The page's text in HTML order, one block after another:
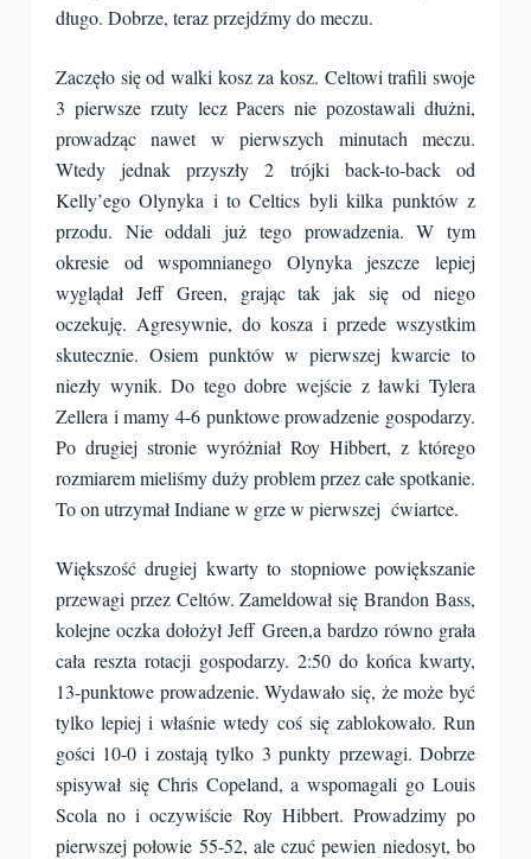
długo. Dobrze, teraz przejdźmy do meczu.
Zaczęło się od walki kosz za kosz. Celtowi trafili swoje
3 pierwsze rzuty lecz Pacers nie pozostawali dłużni,
prowadząc nawet w pierwszych minutach meczu.
Wtedy jednak przyszły 2 trójki back-to-back od
Kelly’ego Olynyka i to Celtics byli kilka punktów z
przodu. Nie oddali już tego prowadzenia. W tym
okresie od wspomnianego Olynyka jeszcze lepiej
wyglądał Jeff Green, grając tak jak się od niego
oczekuję. Agresywnie, do kosza i przede wszystkim
skutecznie. Osiem punktów w pierwszej kwarcie to
niezły wynik. Do tego dobre wejście z ławki Tylera
Zellera i mamy 4-6 punktowe prowadzenie gospodarzy.
Po drugiej stronie wyróżniał Roy Hibbert, z którego
rozmiarem mieliśmy duży problem przez całe spotkanie.
To on utrzymał Indiane w grze w pierwszej ćwiartce.
Większość drugiej kwarty to stopniowe powiększanie
przewagi przez Celtów. Zameldował się Brandon Bass,
kolejne oczka dołożył Jeff Green,a bardzo równo grała
cała reszta rotacji gospodarzy. 2:50 do końca kwarty,
13-punktowe prowadzenie. Wydawało się, że może być
tylko lepiej i właśnie wtedy coś się zablokowało. Run
gości 10-0 i zostają tylko 3 punkty przewagi. Dobrze
spisywał się Chris Copeland, a wspomagali go Louis
Scola no i oczywiście Roy Hibbert. Prowadzimy po
pierwszej połowie 55-52, ale czuć pewien niedosyt, bo